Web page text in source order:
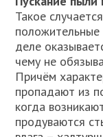
Такое
деле
чему не
Причём
пропадают из
когда
продуваются